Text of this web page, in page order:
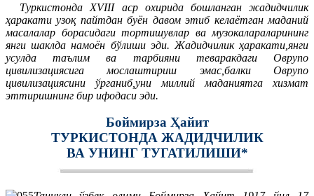
Туркистонда XVIII аср охирида бошланган жадидчилик
ҳаракати узоқ пайтдан буён давом этиб келаётган маданий
масалалар борасидаги тортишувлар ва музокалараларининг
янги шаклда намоён бўлиши эди. Жадидчилик ҳаракати,янги
усулда таълим ва тарбияни теваракдаги Оврупо
цивилизациясига мослаштириш эмас,балки Оврупо
цивилизациясини ўрганиб,уни миллий маданиятга хизмат
эттиришнинг бир ифодаси эди.
Боймирза Ҳайит
ТУРКИСТОНДА ЖАДИДЧИЛИК
ВА УНИНГ ТУГАТИЛИШИ*